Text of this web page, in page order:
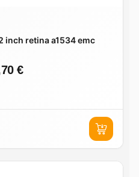
inch retina a1534 emc
€